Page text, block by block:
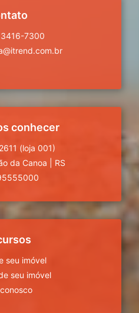
7300
conhecer
(loja 001)
da Canoa
RS
seu imóvel
seu imóvel